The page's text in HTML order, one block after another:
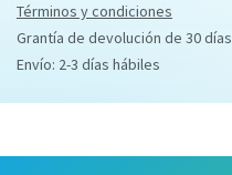
Términos y condiciones
Grantía de devolución de 30 días
Envío: 2-3 días hábiles